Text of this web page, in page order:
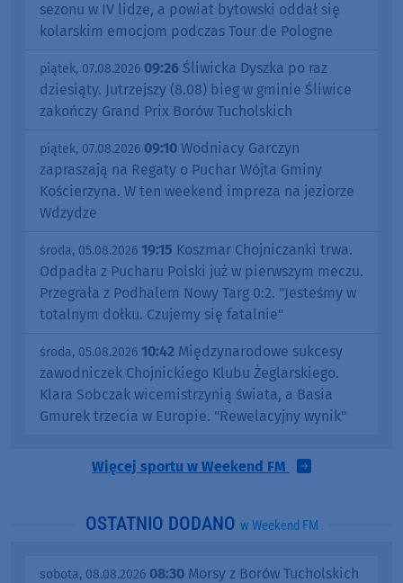
sezonu w IV lidze, a powiat bytowski oddał się
kolarskim emocjom podczas Tour de Pologne
piątek, 07.08.2026 09:26 Śliwicka Dyszka po raz
dziesiąty. Jutrzejszy (8.08) bieg w gminie Śliwice
zakończy Grand Prix Borów Tucholskich
piątek, 07.08.2026 09:10 Wodniacy Garczyn
zapraszają na Regaty o Puchar Wójta Gminy
Kościerzyna. W ten weekend impreza na jeziorze
Wdzydze
środa, 05.08.2026 19:15 Koszmar Chojniczanki trwa.
Odpadła z Pucharu Polski już w pierwszym meczu.
Przegrała z Podhalem Nowy Targ 0:2. "Jesteśmy w
totalnym dołku. Czujemy się fatalnie"
środa, 05.08.2026 10:42 Międzynarodowe sukcesy
zawodniczek Chojnickiego Klubu Żeglarskiego.
Klara Sobczak wicemistrzynią świata, a Basia
Gmurek trzecia w Europie. "Rewelacyjny wynik"
Więcej sportu w Weekend FM
OSTATNIO DODANO w Weekend FM
sobota, 08.08.2026 08:30 Morsy z Borów Tucholskich